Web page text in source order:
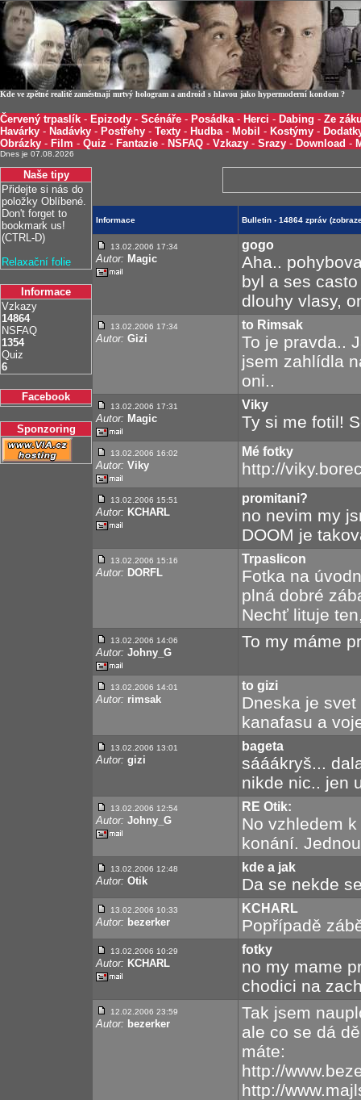
Kde ve zpětné realitě zaměstnají mrtvý hologram a android s hlavou jako hypermoderní kondom ?
Červený trpaslík - Epizody - Scénáře - Posádka- Herci - Dabing - Ze
Havárky - Nadávky - Postřehy - Texty - Hudba- Mobil - Kostýmy -
Obrázky - Film - Quiz - Fantazie - NSFAQ - Vzkazy - Srazy - Download -
Dnes je 07.08.2026
Naše tipy
Přidejte si nás do
položky Oblíbené.
Don't forget to
bookmark us!
(CTRL-D)
Relaxační folie
Informace
Vzkazy
14864
NSFAQ
1354
Quiz
6
Facebook
Sponzoring
Informace Bulletin - 14864 zpráv
13.02.2006 17:34
Autor: Magic
gogo
Aha..
byl a ses
dlouhy vlasy,
13.02.2006 17:34
Autor: Gizi
to Rimsak
To je pravda..
jsem zahlídla
oni..
13.02.2006 17:31
Autor: Magic
Viky
Ty si me fotil!
13.02.2006 16:02
Autor: Viky
Mé fotky
http://
13.02.2006 15:51
Autor: KCHARL
promitani?
no nevim my
DOOM je
13.02.2006 15:16
Autor: DORFL
Trpaslicon
Fotka na
plná dobré
Nechť lituje
13.02.2006 14:06
Autor: Johny_G
To my máme
13.02.2006 14:01
Autor: rimsak
to gizi
Dneska je
kanafasu a
13.02.2006 13:01
Autor: gizi
bageta
sááákryš...
nikde nic.. jen
13.02.2006 12:54
Autor: Johny_G
RE Otik:
No vzhledem
konání.
13.02.2006 12:48
Autor: Otik
kde a jak
Da se nekde
13.02.2006 10:33
Autor: bezerker
KCHARL
Popřípadě
13.02.2006 10:29
Autor: KCHARL
fotky
no my mame
chodici na
12.02.2006 23:59
Autor: bezerker
Tak jsem
ale co se dá
máte:
http://
http://